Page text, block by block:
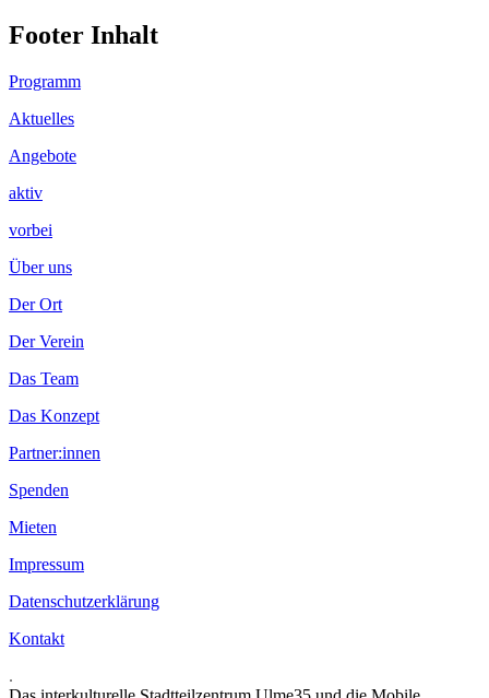
Footer Inhalt
Programm
Aktuelles
Angebote
aktiv
vorbei
Über uns
Der Ort
Der Verein
Das Team
Das Konzept
Partner:innen
Spenden
Mieten
Impressum
Datenschutzerklärung
Kontakt
.